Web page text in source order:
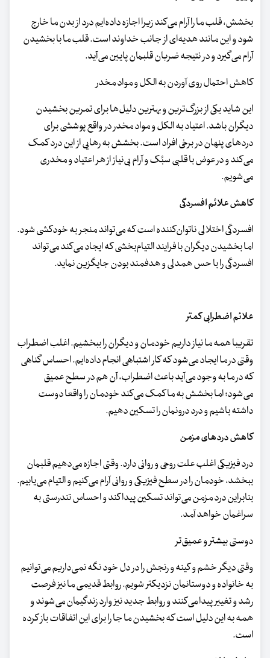
بخشش، قلب ما را آرام می‌کند زیرا اجازه داده‌ایم درد از بدن ما خارج
شود و این مانند هدیه‌ای از جانب خداوند است. قلب ما با بخشیدن
آرام می‌گیرد و در نتیجه ضربان قلبمان پایین می‌آید.
کاهش احتمال روی آوردن به الکل و مواد مخدر
این شاید یکی از بزرگ‌ترین و بهترین دلیل‌ها برای تمرین بخشیدن
دیگران باشد. اعتیاد به الکل و مواد مخدر در واقع پوششی برای
دردهای پنهان در برخی افراد است. بخشش به رهایی از این درد کمک
می‌کند و در عوض با قلبی سبُک و آرام بی‌نیاز از هر اعتیاد و مخدری
می‌شویم.
کاهش علائم افسردگی
افسردگی اختلالی ناتوان‌کننده است که می‌تواند منجر به خودکشی شود.
اما بخشیدن دیگران با فرایند التیام‌بخشی که ایجاد می‌کند می‌تواند
افسردگی را با حس همدلی و هدفمند بودن جایگزین نماید.
علائم اضطرابی کمتر
تقریبا همه ما نیاز داریم خودمان و دیگران را ببخشیم. اغلب اضطراب
وقتی در ما ایجاد می‌شود که کار اشتباهی انجام داده‌ایم. احساس گناهی
که در ما به وجود می‌آید باعث اضطراب، آن هم در سطح عمیق
می‌شود؛ اما بخشش به ما کمک می‌کند خودمان را واقعا دوست
داشته باشیم و درد درونمان را تسکین دهیم.
کاهش دردهای مزمن
درد فیزیکی اغلب علت روحی و روانی دارد. وقتی اجازه می‌دهیم قلبمان
ببخشد، خودمان را در سطح فیزیکی و روانی آرام می‌کنیم و التیام می‌یابیم.
بنابراین درد مزمن می‌تواند تسکین پیدا کند و احساس تندرستی به
سراغمان خواهد آمد.
دوستی بیشتر و عمیق‌تر
وقتی دیگر خشم و کینه و رنجش را در دل خود نگه نمی‌داریم می‌توانیم
به خانواده و دوستانمان نزدیکتر شویم. روابط قدیمی ما نیز فرصت
رشد و تغییر پیدا می‌کنند و روابط جدید نیز وارد زندگیمان می‌شوند و
همه به این دلیل است که بخشیدن ما جا را برای این اتفاقات باز کرده
است.